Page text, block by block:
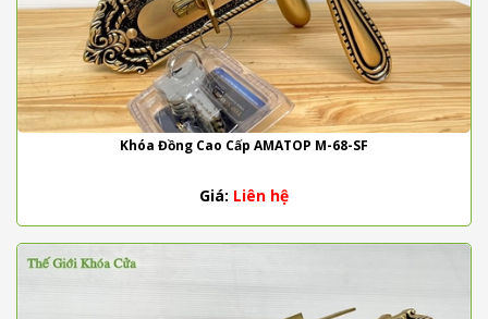
Khóa Đồng Cao Cấp AMATOP M-68-SF
Giá: Liên hệ